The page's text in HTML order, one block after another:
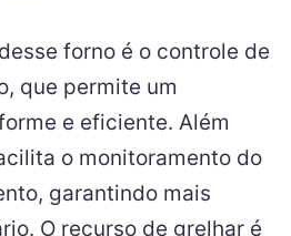
forno é o controle de
que permite um
e eficiente. Além
o monitoramento do
garantindo mais
O recurso de grelhar é